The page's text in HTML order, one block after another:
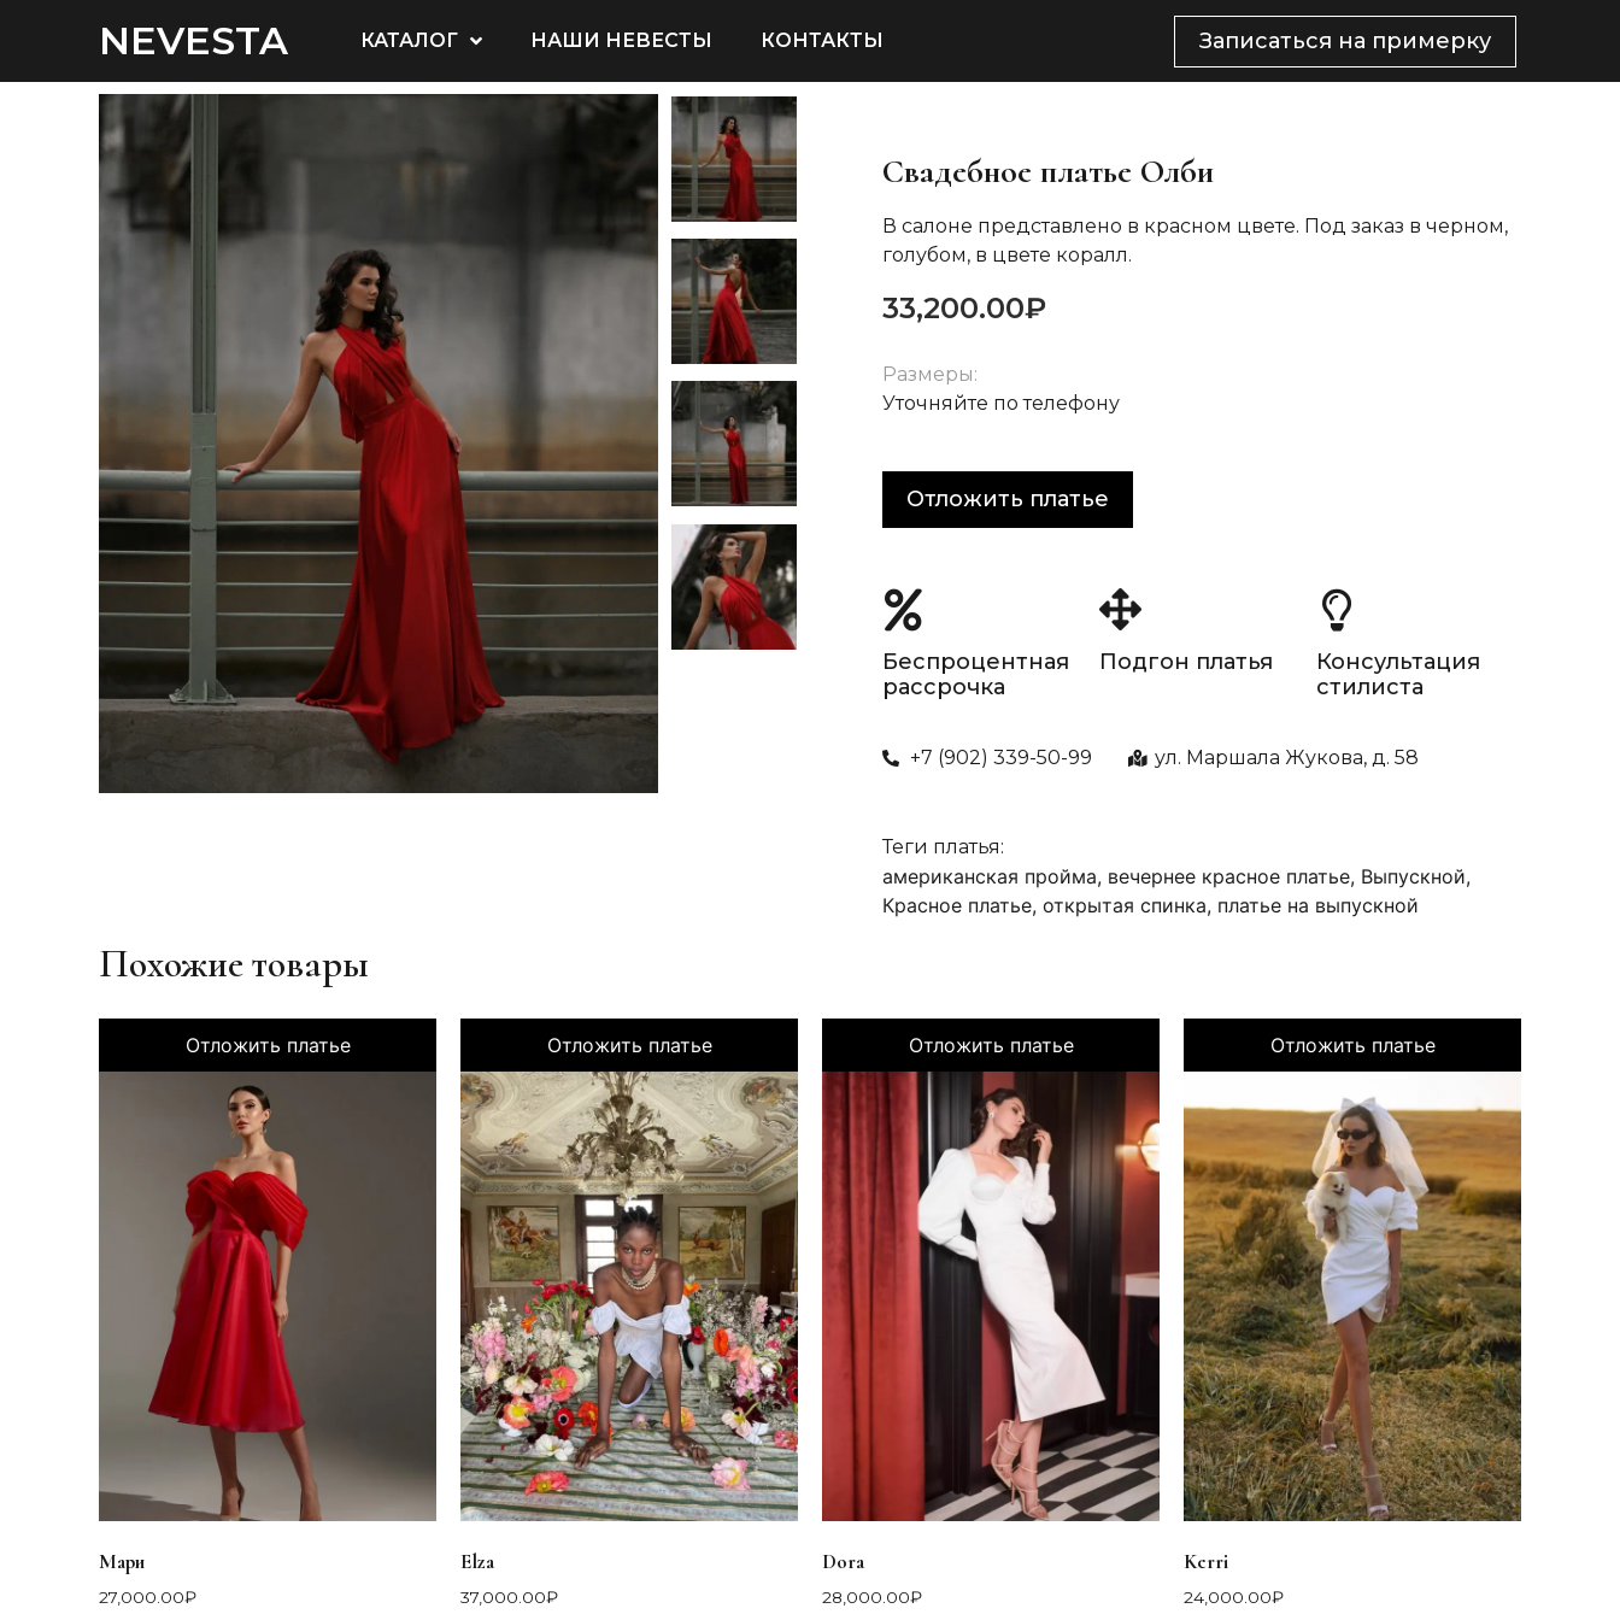
NEVESTA КАТАЛОГ НАШИ НЕВЕСТЫ КОНТАКТЫ Записаться на примерку
Свадебное платье Олби
В салоне представлено в красном цвете. Под заказ в черном,
голубом, в цвете коралл.
33,200.00₽
Размеры:
Уточняйте по телефону
Отложить платье
Беспроцентная
рассрочка
Подгон платья
Консультация
стилиста
+7 (902) 339-50-99 ул. Маршала Жукова, д. 58
Теги платья:
американская пройма, вечернее красное платье, Выпускной,
Красное платье, открытая спинка, платье на выпускной
Похожие товары
Отложить платье
Мари
27,000.00₽
Отложить платье
Elza
37,000.00₽
Отложить платье
Dora
28,000.00₽
Отложить платье
Kerri
24,000.00₽